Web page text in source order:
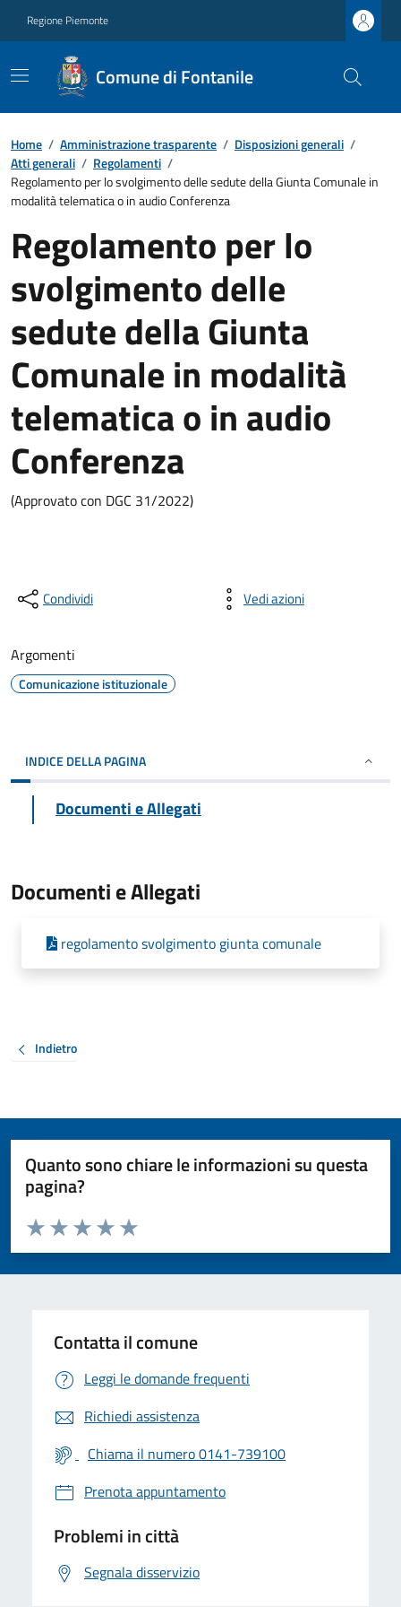
Regione Piemonte
Comune di Fontanile
Home / Amministrazione trasparente / Disposizioni generali /
Atti generali / Regolamenti /
Regolamento per lo svolgimento delle sedute della Giunta Comunale in
modalità telematica o in audio Conferenza
Regolamento per lo
svolgimento delle
sedute della Giunta
Comunale in modalità
telematica o in audio
Conferenza
(Approvato con DGC 31/2022)
Condividi Vedi azioni
Argomenti
Comunicazione istituzionale
INDICE DELLA PAGINA
Documenti e Allegati
Documenti e Allegati
regolamento svolgimento giunta comunale
Indietro
Quanto sono chiare le informazioni su questa
pagina?
Valuta da 1 a 5 stelle la pagina
Valuta 5 stelle su 5
Valuta 4 stelle su 5
Valuta 3 stelle su 5
Valuta 2 stelle su 5
Valuta 1 stelle su 5
Contatta il comune
Leggi le domande frequenti
Richiedi assistenza
Chiama il numero 0141-739100
Prenota appuntamento
Problemi in città
Segnala disservizio